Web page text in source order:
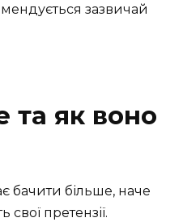
зазвичай
та як воно
бачити більше, наче
свої претензії.